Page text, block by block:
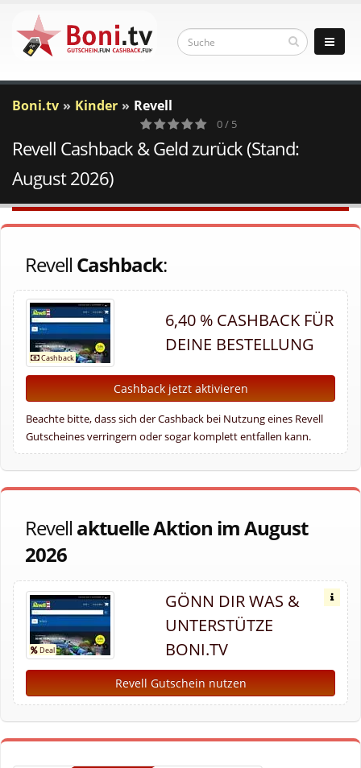
Boni.tv Kinder Revell
0
Votes
0 / 5
Revell Cashback & Geld zurück (Stand:
August 2026)
Revell Cashback:
6,40 % CASHBACK FÜR
DEINE BESTELLUNG
Cashback jetzt aktivieren
Beachte bitte, dass sich der Cashback bei Nutzung eines Revell
Gutscheines verringern oder sogar komplett entfallen kann.
Revell aktuelle Aktion im August
2026
GÖNN DIR WAS &
UNTERSTÜTZE
BONI.TV
Revell Gutschein nutzen